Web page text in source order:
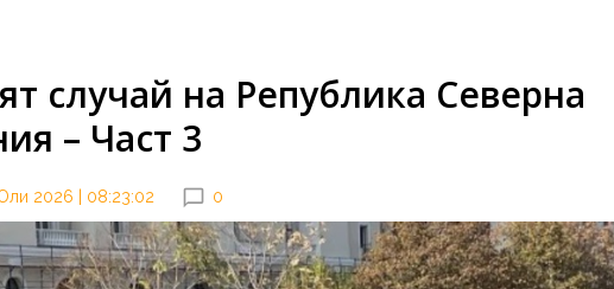
случай на Република Северна
– Част 3
2026 | 08:23:02 0